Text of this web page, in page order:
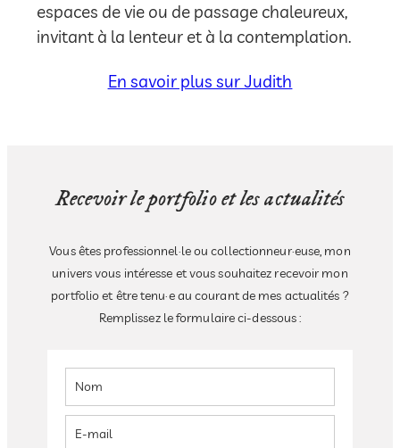
espaces de vie ou de passage chaleureux,
invitant à la lenteur et à la contemplation.
En savoir plus sur Judith
Recevoir le portfolio et les actualités
Vous êtes professionnel·le ou collectionneur·euse, mon
univers vous intéresse et vous souhaitez recevoir mon
portfolio et être tenu·e au courant de mes actualités ?
Remplissez le formulaire ci-dessous :